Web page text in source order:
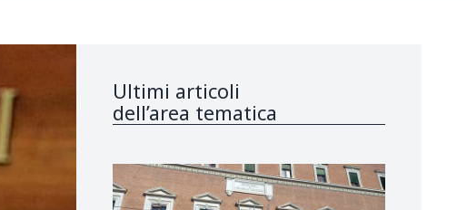
Ultimi articoli
dell’area tematica